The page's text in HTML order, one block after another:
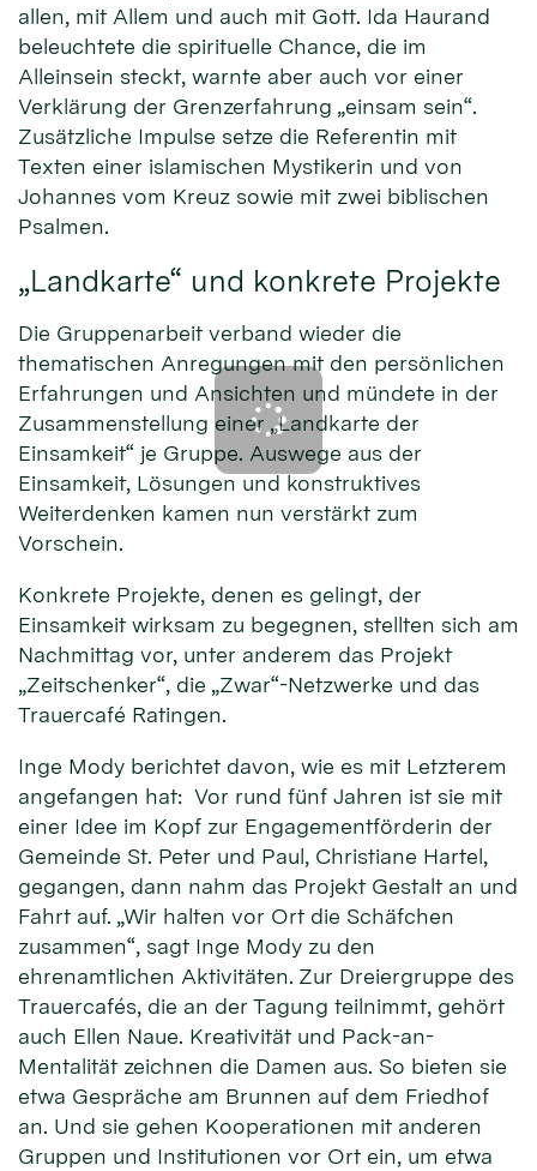
allen, mit Allem und auch mit Gott. Ida Haurand
beleuchtete die spirituelle Chance, die im
Alleinsein steckt, warnte aber auch vor einer
Verklärung der Grenzerfahrung „einsam sein“.
Zusätzliche Impulse setze die Referentin mit
Texten einer islamischen Mystikerin und von
Johannes vom Kreuz sowie mit zwei biblischen
Psalmen.
„Landkarte“ und konkrete Projekte
Die Gruppenarbeit verband wieder die
thematischen Anregungen mit den persönlichen
Erfahrungen und Ansichten und mündete in der
Zusammenstellung einer „Landkarte der
Einsamkeit“ je Gruppe. Auswege aus der
Einsamkeit, Lösungen und konstruktives
Weiterdenken kamen nun verstärkt zum
Vorschein.
Konkrete Projekte, denen es gelingt, der
Einsamkeit wirksam zu begegnen, stellten sich am
Nachmittag vor, unter anderem das Projekt
„Zeitschenker“, die „Zwar“-Netzwerke und das
Trauercafé Ratingen.
Inge Mody berichtet davon, wie es mit Letzterem
angefangen hat: Vor rund fünf Jahren ist sie mit
einer Idee im Kopf zur Engagementförderin der
Gemeinde St. Peter und Paul, Christiane Hartel,
gegangen, dann nahm das Projekt Gestalt an und
Fahrt auf. „Wir halten vor Ort die Schäfchen
zusammen“, sagt Inge Mody zu den
ehrenamtlichen Aktivitäten. Zur Dreiergruppe des
Trauercafés, die an der Tagung teilnimmt, gehört
auch Ellen Naue. Kreativität und Pack-an-
Mentalität zeichnen die Damen aus. So bieten sie
etwa Gespräche am Brunnen auf dem Friedhof
an. Und sie gehen Kooperationen mit anderen
Gruppen und Institutionen vor Ort ein, um etwa